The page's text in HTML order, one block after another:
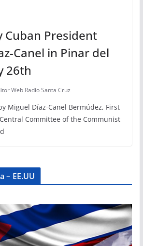
Cuban President
Canel in Pinar del
26th
Web Radio Santa Cruz
Miguel Díaz-Canel Bermúdez, First
Committee of the Communist
– EE.UU